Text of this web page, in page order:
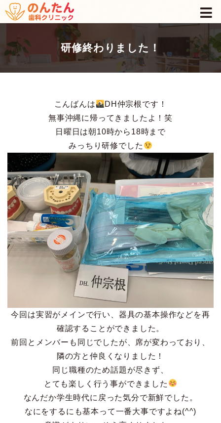
研修終わりました！
こんばんは
DH仲宗根です！
無事沖縄に帰ってきましたよ！笑
日曜日は朝10時から18時まで
みっちり研修でした
今回は実習がメインで行い、器具の基本操作などを再
確認することができました。
前回とメンバーも同じでしたが、席が変わっており、
隣の方と仲良くなりました！
同じ職種のため話題が尽きず、
とても楽しく行う事ができました
なんだか学生時代に戻った気分で新鮮でした。
なにをするにも基本って一番大事ですよね(^^)